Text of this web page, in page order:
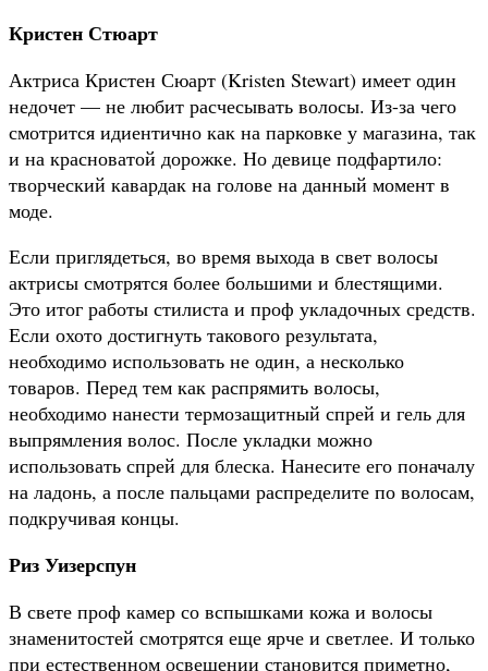
Кристен Стюарт
Актриса Кристен Сюарт (Kristen Stewart) имеет один
недочет — не любит расчесывать волосы. Из-за чего
смотрится идиентично как на парковке у магазина, так
и на красноватой дорожке. Но девице подфартило:
творческий кавардак на голове на данный момент в
моде.
Если приглядеться, во время выхода в свет волосы
актрисы смотрятся более большими и блестящими.
Это итог работы стилиста и проф укладочных средств.
Если охото достигнуть такового результата,
необходимо использовать не один, а несколько
товаров. Перед тем как распрямить волосы,
необходимо нанести термозащитный спрей и гель для
выпрямления волос. После укладки можно
использовать спрей для блеска. Нанесите его поначалу
на ладонь, а после пальцами распределите по волосам,
подкручивая концы.
Риз Уизерспун
В свете проф камер со вспышками кожа и волосы
знаменитостей смотрятся еще ярче и светлее. И только
при естественном освещении становится приметно,